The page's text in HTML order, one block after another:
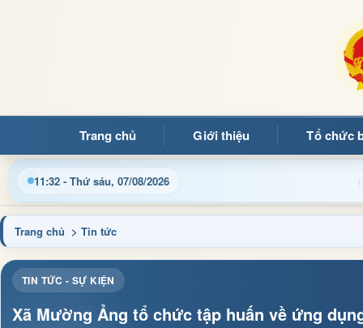
Trang chủ Giới thiệu Tổ chức
11:32 - Thứ sáu, 07/08/2026 Chào mừng
Trang chủ > Tin tức
TIN TỨC - SỰ KIỆN
Xã Mường Ảng tổ chức tập huấn về ứng